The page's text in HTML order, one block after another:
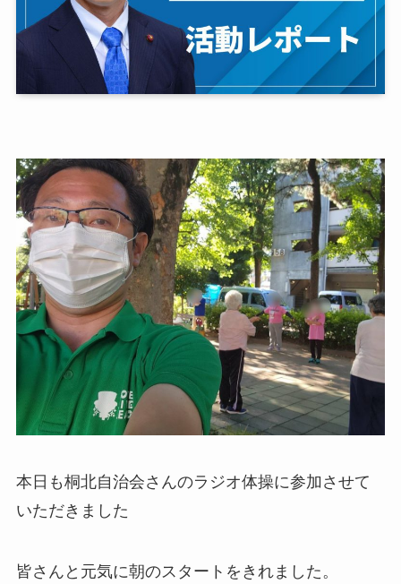
本日も桐北自治会さんのラジオ体操に参加させて
いただきました
皆さんと元気に朝のスタートをきれました。